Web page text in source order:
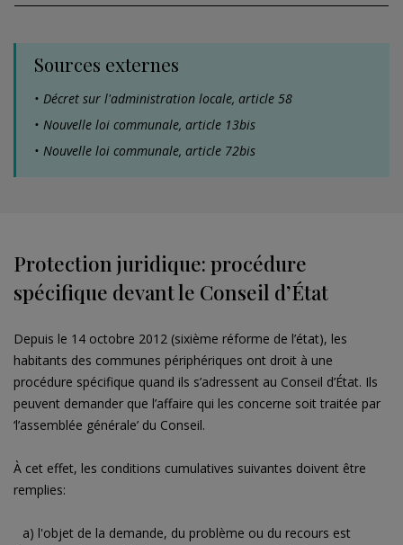
Sources externes
Décret sur l'administration locale, article 58
Nouvelle loi communale, article 13bis
Nouvelle loi communale, article 72bis
Protection juridique: procédure
spécifique devant le Conseil d’État
Depuis le 14 octobre 2012 (sixième réforme de l’état), les
habitants des communes périphériques ont droit à une
procédure spécifique quand ils s’adressent au Conseil d’État. Ils
peuvent demander que l’affaire qui les concerne soit traitée par
‘l’assemblée générale’ du Conseil.
À cet effet, les conditions cumulatives suivantes doivent être
remplies:
a) l'objet de la demande, du problème ou du recours est